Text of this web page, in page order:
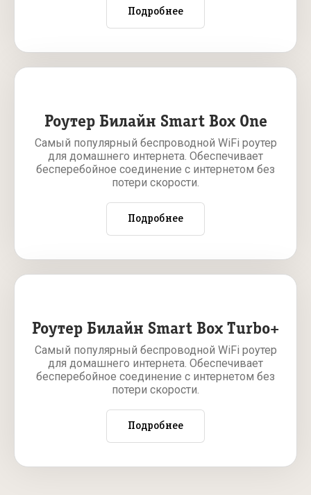
Подробнее
Роутер Билайн Smart Box One
Самый популярный беспроводной WiFi роутер
для домашнего интернета. Обеспечивает
бесперебойное соединение с интернетом без
потери скорости.
Подробнее
Роутер Билайн Smart Box Turbo+
Самый популярный беспроводной WiFi роутер
для домашнего интернета. Обеспечивает
бесперебойное соединение с интернетом без
потери скорости.
Подробнее